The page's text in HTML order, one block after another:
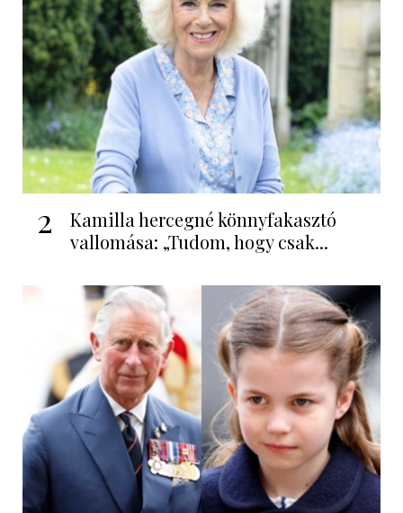
2
Kamilla hercegné könnyfakasztó
vallomása: „Tudom, hogy csak...